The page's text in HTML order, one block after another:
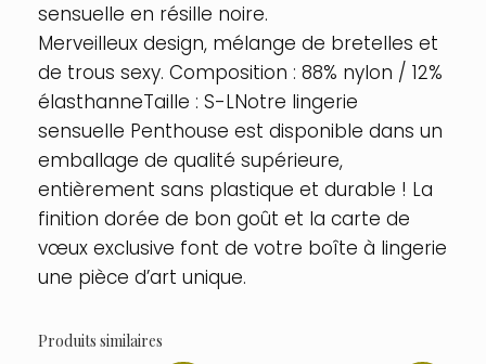
sensuelle en résille noire.
Merveilleux design, mélange de bretelles et
de trous sexy. Composition : 88% nylon / 12%
élasthanneTaille : S-LNotre lingerie
sensuelle Penthouse est disponible dans un
emballage de qualité supérieure,
entièrement sans plastique et durable ! La
finition dorée de bon goût et la carte de
vœux exclusive font de votre boîte à lingerie
une pièce d’art unique.
Produits similaires